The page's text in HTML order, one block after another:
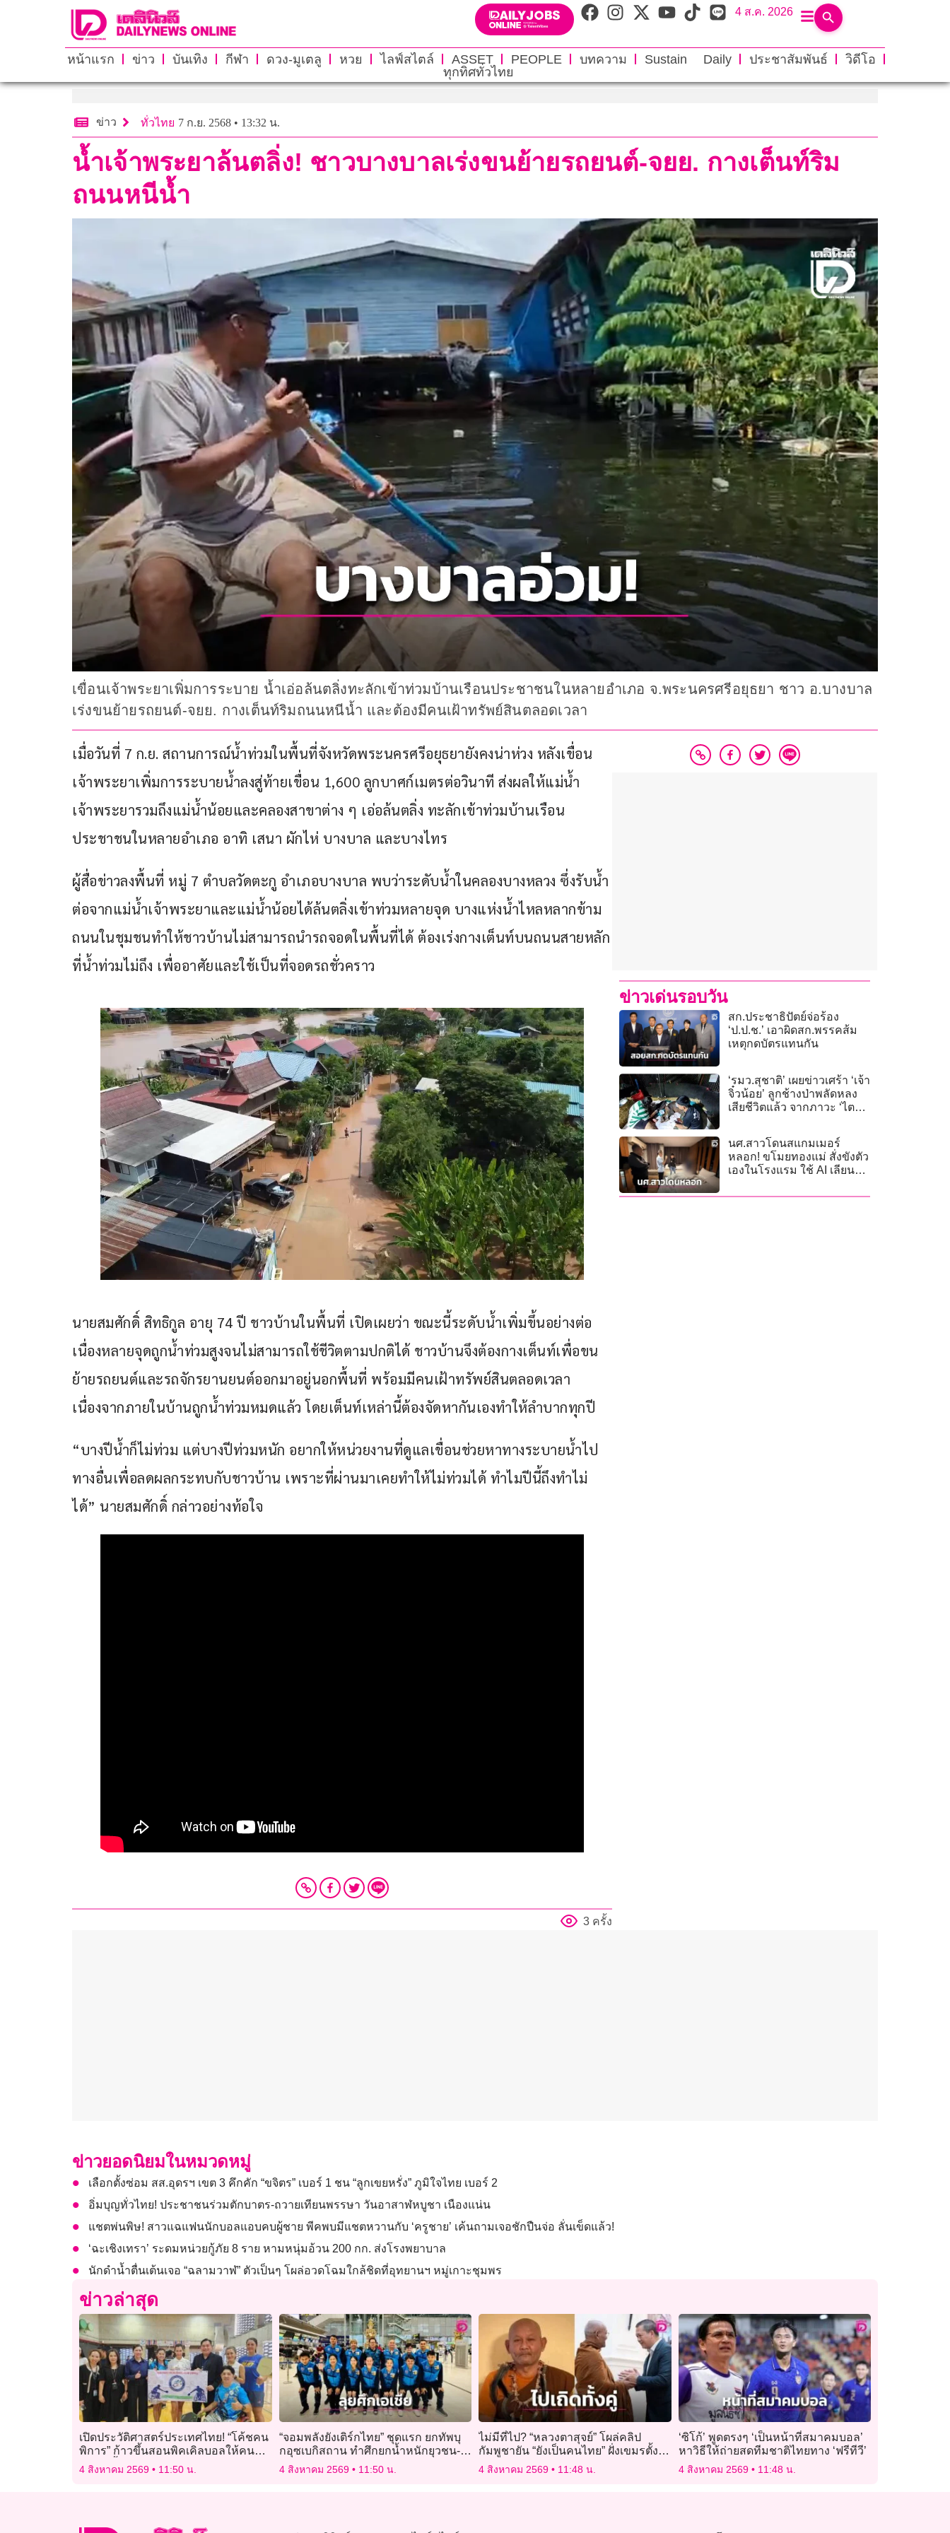
4 ส.ค. 2026
หน้าแรก ข่าว บันเทิง กีฬา ดวง-มูเตลู หวย ไลฟ์สไตล์ ASSET PEOPLE บทความ Sustain Daily ประชาสัมพันธ์
วิดีโอ
ทุกทิศทั่วไทย
ข่าว ทั่วไทย 7 ก.ย. 2568 • 13:32 น.
น้ำเจ้าพระยาล้นตลิ่ง! ชาวบางบาลเร่งขนย้ายรถยนต์-จยย. กางเต็นท์ริม
ถนนหนีน้ำ
เขื่อนเจ้าพระยาเพิ่มการระบาย น้ำเอ่อล้นตลิ่งทะลักเข้าท่วมบ้านเรือนประชาชนในหลายอำเภอ จ.พระนครศรีอยุธยา ชาว อ.บางบาล
เร่งขนย้ายรถยนต์-จยย. กางเต็นท์ริมถนนหนีน้ำ และต้องมีคนเฝ้าทรัพย์สินตลอดเวลา
เมื่อวันที่ 7 ก.ย. สถานการณ์น้ำท่วมในพื้นที่จังหวัดพระนครศรีอยุธยายังคงน่าห่วง หลังเขื่อน
เจ้าพระยาเพิ่มการระบายน้ำลงสู่ท้ายเขื่อน 1,600 ลูกบาศก์เมตรต่อวินาที ส่งผลให้แม่น้ำ
เจ้าพระยารวมถึงแม่น้ำน้อยและคลองสาขาต่าง ๆ เอ่อล้นตลิ่ง ทะลักเข้าท่วมบ้านเรือน
ประชาชนในหลายอำเภอ อาทิ เสนา ผักไห่ บางบาล และบางไทร
ผู้สื่อข่าวลงพื้นที่ หมู่ 7 ตำบลวัดตะกู อำเภอบางบาล พบว่าระดับน้ำในคลองบางหลวง ซึ่งรับน้ำ
ต่อจากแม่น้ำเจ้าพระยาและแม่น้ำน้อยได้ล้นตลิ่งเข้าท่วมหลายจุด บางแห่งน้ำไหลหลากข้าม
ถนนในชุมชนทำให้ชาวบ้านไม่สามารถนำรถจอดในพื้นที่ได้ ต้องเร่งกางเต็นท์บนถนนสายหลัก
ที่น้ำท่วมไม่ถึง เพื่ออาศัยและใช้เป็นที่จอดรถชั่วคราว
นายสมศักดิ์ สิทธิกูล อายุ 74 ปี ชาวบ้านในพื้นที่ เปิดเผยว่า ขณะนี้ระดับน้ำเพิ่มขึ้นอย่างต่อ
เนื่องหลายจุดถูกน้ำท่วมสูงจนไม่สามารถใช้ชีวิตตามปกติได้ ชาวบ้านจึงต้องกางเต็นท์เพื่อขน
ย้ายรถยนต์และรถจักรยานยนต์ออกมาอยู่นอกพื้นที่ พร้อมมีคนเฝ้าทรัพย์สินตลอดเวลา
เนื่องจากภายในบ้านถูกน้ำท่วมหมดแล้ว โดยเต็นท์เหล่านี้ต้องจัดหากันเองทำให้ลำบากทุกปี
“บางปีน้ำก็ไม่ท่วม แต่บางปีท่วมหนัก อยากให้หน่วยงานที่ดูแลเขื่อนช่วยหาทางระบายน้ำไป
ทางอื่นเพื่อลดผลกระทบกับชาวบ้าน เพราะที่ผ่านมาเคยทำให้ไม่ท่วมได้ ทำไมปีนี้ถึงทำไม่
ได้” นายสมศักดิ์ กล่าวอย่างท้อใจ
3 ครั้ง
ข่าวเด่นรอบวัน
สก.ประชาธิปัตย์จ่อร้อง
‘ป.ป.ช.’ เอาผิดสก.พรรคส้ม
เหตุกดบัตรแทนกัน
‘รมว.สุชาติ’ เผยข่าวเศร้า ‘เจ้า
จิ๋วน้อย’ ลูกช้างป่าพลัดหลง
เสียชีวิตแล้ว จากภาวะ ‘ไต
นศ.สาวโดนสแกมเมอร์
หลอก! ขโมยทองแม่ สั่งขังตัว
เองในโรงแรม ใช้ AI เลียน
ข่าวยอดนิยมในหมวดหมู่
เลือกตั้งซ่อม สส.อุดรฯ เขต 3 คึกคัก “ขจิตร” เบอร์ 1 ชน “ลูกเขยหรั่ง” ภูมิใจไทย เบอร์ 2
อิ่มบุญทั่วไทย! ประชาชนร่วมตักบาตร-ถวายเทียนพรรษา วันอาสาฬหบูชา เนืองแน่น
แชตพ่นพิษ! สาวแฉแฟนนักบอลแอบคบผู้ชาย พีคพบมีแชตหวานกับ ‘ครูชาย’ เค้นถามเจอชักปืนจ่อ ลั่นเข็ดแล้ว!
‘ฉะเชิงเทรา’ ระดมหน่วยกู้ภัย 8 ราย หามหนุ่มอ้วน 200 กก. ส่งโรงพยาบาล
นักดำน้ำตื่นเต้นเจอ “ฉลามวาฬ” ตัวเป็นๆ โผล่อวดโฉมใกล้ชิดที่อุทยานฯ หมู่เกาะชุมพร
ข่าวล่าสุด
เปิดประวัติศาสตร์ประเทศไทย! “โค้ชคน
พิการ” ก้าวขึ้นสอนพิคเคิลบอลให้คน
ปกติ ครั้งแรกของชาติ พลิกบทบาทจาก
4 สิงหาคม 2569 11:50 น.
“จอมพลังยังเติร์กไทย” ชุดแรก ยกทัพบุ
กอุซเบกิสถาน ทำศึกยกน้ำหนักยุวชน-
เยาวชนชิงแชมป์เอเชีย 2026
4 สิงหาคม 2569 11:50 น.
ไม่มีที่ไป? “หลวงตาสุจย์” โผล่คลิป
กัมพูชายัน “ยังเป็นคนไทย” ฝั่งเขมรตั้ง
การ์ดระแวง คนบุรีรัมย์ตัดขาด!
4 สิงหาคม 2569 11:48 น.
‘ซิโก้’ พูดตรงๆ ‘เป็นหน้าที่สมาคมบอล’
หาวิธีให้ถ่ายสดทีมชาติไทยทาง ‘ฟรีทีวี’
4 สิงหาคม 2569 11:48 น.